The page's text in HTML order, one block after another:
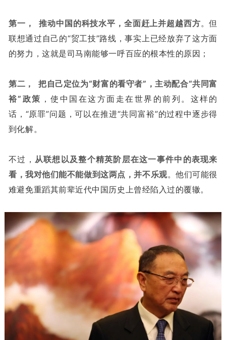
第一， 推动中国的科技水平，全面赶上并超越西方。但
联想通过自己的“贸工技”路线，事实上已经放弃了这方面
的努力，这就是司马南能够一呼百应的根本性的原因；
第二， 把自己定位为“财富的看守者”，主动配合“共同富
裕”政策 ，使中国在这方面走在世界的前列。这样的
话，“原罪”问题，可以在推进“共同富裕”的过程中逐步得
到化解。
不过， 从联想以及整个精英阶层在这一事件中的表现来
看，我对他们能不能做到这两点，并不乐观。他们可能很
难避免重蹈其前辈近代中国历史上曾经陷入过的覆辙。